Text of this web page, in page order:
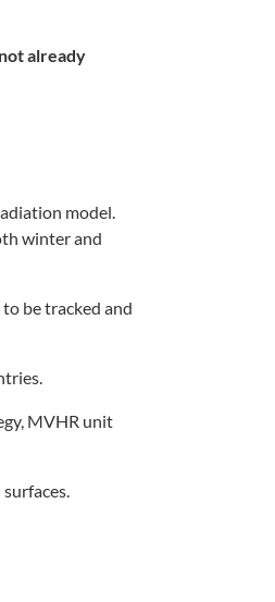
already
model.
winter and
be tracked and
MVHR unit